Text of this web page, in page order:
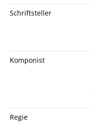
Schriftsteller
Komponist
Regie